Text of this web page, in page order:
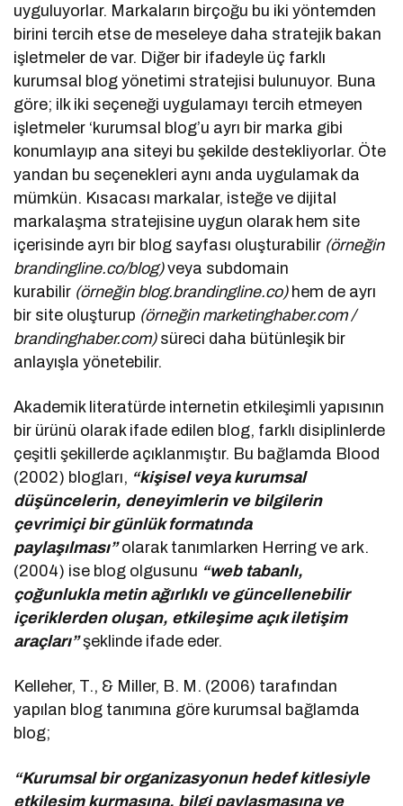
uyguluyorlar. Markaların birçoğu bu iki yöntemden
birini tercih etse de meseleye daha stratejik bakan
işletmeler de var. Diğer bir ifadeyle üç farklı
kurumsal blog yönetimi stratejisi bulunuyor. Buna
göre; ilk iki seçeneği uygulamayı tercih etmeyen
işletmeler ‘kurumsal blog’u ayrı bir marka gibi
konumlayıp ana siteyi bu şekilde destekliyorlar. Öte
yandan bu seçenekleri aynı anda uygulamak da
mümkün. Kısacası markalar, isteğe ve dijital
markalaşma stratejisine uygun olarak hem site
içerisinde ayrı bir blog sayfası oluşturabilir (örneğin
brandingline.co/blog)veya subdomain
kurabilir (örneğin blog.brandingline.co)hem de ayrı
bir site oluşturup (örneğin marketinghaber.com /
brandinghaber.com) süreci daha bütünleşik bir
anlayışla yönetebilir.
Akademik literatürde internetin etkileşimli yapısının
bir ürünü olarak ifade edilen blog, farklı disiplinlerde
çeşitli şekillerde açıklanmıştır. Bu bağlamda Blood
(2002) blogları, “kişisel veya kurumsal
düşüncelerin, deneyimlerin ve bilgilerin
çevrimiçi bir günlük formatında
paylaşılması”olarak tanımlarken Herring ve ark.
(2004) ise blog olgusunu “web tabanlı,
çoğunlukla metin ağırlıklı ve güncellenebilir
içeriklerden oluşan, etkileşime açık iletişim
araçları”şeklinde ifade eder.
Kelleher, T., & Miller, B. M. (2006) tarafından
yapılan blog tanımına göre kurumsal bağlamda
blog;
“Kurumsal bir organizasyonun hedef kitlesiyle
etkileşim kurmasına, bilgi paylaşmasına ve